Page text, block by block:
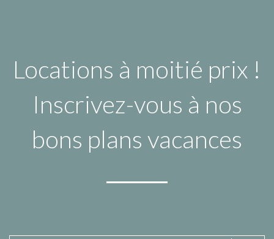
Locations à moitié prix !
Inscrivez-vous à nos
bons plans vacances